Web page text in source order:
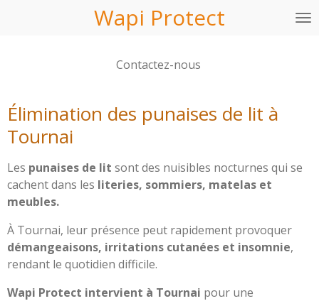
Wapi Protect
Contactez-nous
Élimination des punaises de lit à
Tournai
Les punaises de lit sont des nuisibles nocturnes qui se
cachent dans les literies, sommiers, matelas et
meubles.
À Tournai, leur présence peut rapidement provoquer
démangeaisons, irritations cutanées et insomnie,
rendant le quotidien difficile.
Wapi Protect intervient à Tournai pour une